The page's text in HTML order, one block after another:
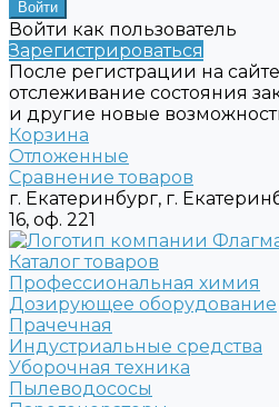
Войти как пользователь
Зарегистрироваться
После регистрации на
отслеживание состояния
и другие новые
Корзина
Отложенные
Сравнение товаров
г. Екатеринбург, г.
16, оф. 221
Каталог товаров
Профессиональная химия
Дозирующее оборудование
Прачечная
Индустриальные средства
Уборочная техника
Пылеводососы